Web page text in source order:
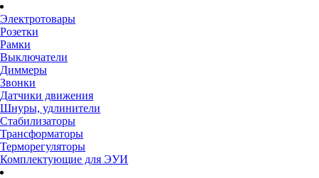
Электротовары
Розетки
Рамки
Выключатели
Диммеры
Звонки
Датчики движения
Шнуры, удлинители
Стабилизаторы
Трансформаторы
Терморегуляторы
Комплектующие для ЭУИ